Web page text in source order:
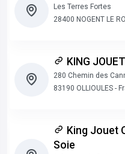
Les Terres Fortes
28400 NOGENT LE
KING
280 Chemin des
83190 OLLIOULES -
King Jouet
Soie